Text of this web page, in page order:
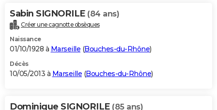
Sabin SIGNORILE (84 ans)
Créer une cagnotte obsèques
Naissance
01/10/1928 à Marseille (Bouches-du-Rhône)
Décès
10/05/2013 à Marseille (Bouches-du-Rhône)
Dominique SIGNORILE (85 ans)